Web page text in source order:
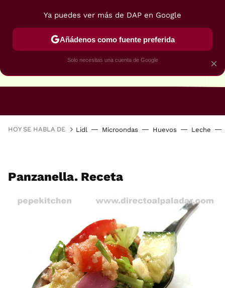
HOY SE HABLA DE Lidl Microondas Huevos Leche
Panzanella. Receta
×
Ya puedes ver más de DAP en Google
Añádenos como fuente preferida
Solo necesitas una cuenta de Google